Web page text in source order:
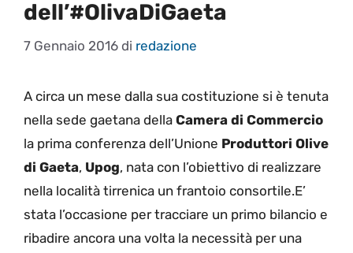
dell’#OlivaDiGaeta
7 Gennaio 2016 di redazione
A circa un mese dalla sua costituzione si è tenuta
nella sede gaetana della Camera di Commercio
la prima conferenza dell’Unione Produttori Olive
di Gaeta, Upog, nata con l’obiettivo di realizzare
nella località tirrenica un frantoio consortile.E’
stata l’occasione per tracciare un primo bilancio e
ribadire ancora una volta la necessità per una